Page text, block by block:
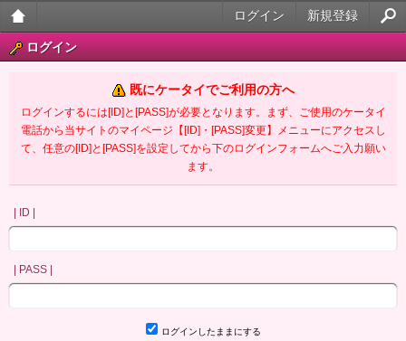
大人
ータ
イ官
新規登録
ログイン
ログイン
既にケータイでご利用の方へ
ログインするには[ID]と[PASS]が必要となります。まず、ご使用のケータイ
電話から当サイトのマイページ【[ID]・[PASS]変更】メニューにアクセスし
て、任意の[ID]と[PASS]を設定してから下のログインフォームへご入力願い
ます。
| ID |
| PASS |
ログインしたままにする